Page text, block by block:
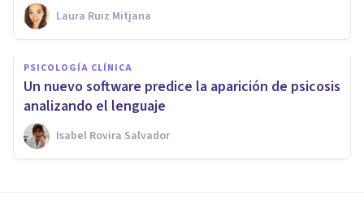
Laura Ruiz Mitjana
PSICOLOGÍA CLÍNICA
Un nuevo software predice la aparición de psicosis
analizando el lenguaje
Isabel Rovira Salvador